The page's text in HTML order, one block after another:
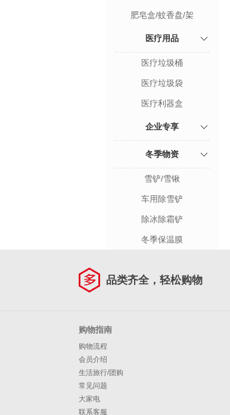
肥皂盒/蚊香盘/架
医疗用品
医疗垃圾桶
医疗垃圾袋
医疗利器盒
企业专享
冬季物资
雪铲/雪锹
车用除雪铲
除冰除霜铲
冬季保温膜
品类齐全，轻松购物
购物指南
购物流程
会员介绍
生活旅行/团购
常见问题
大家电
联系客服